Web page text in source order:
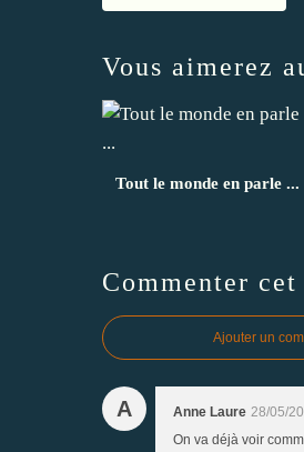
Vous aimerez
Tout le monde en parle ...
Commenter
Ajouter un
A Anne Laure 28/05/
On va déjà voir